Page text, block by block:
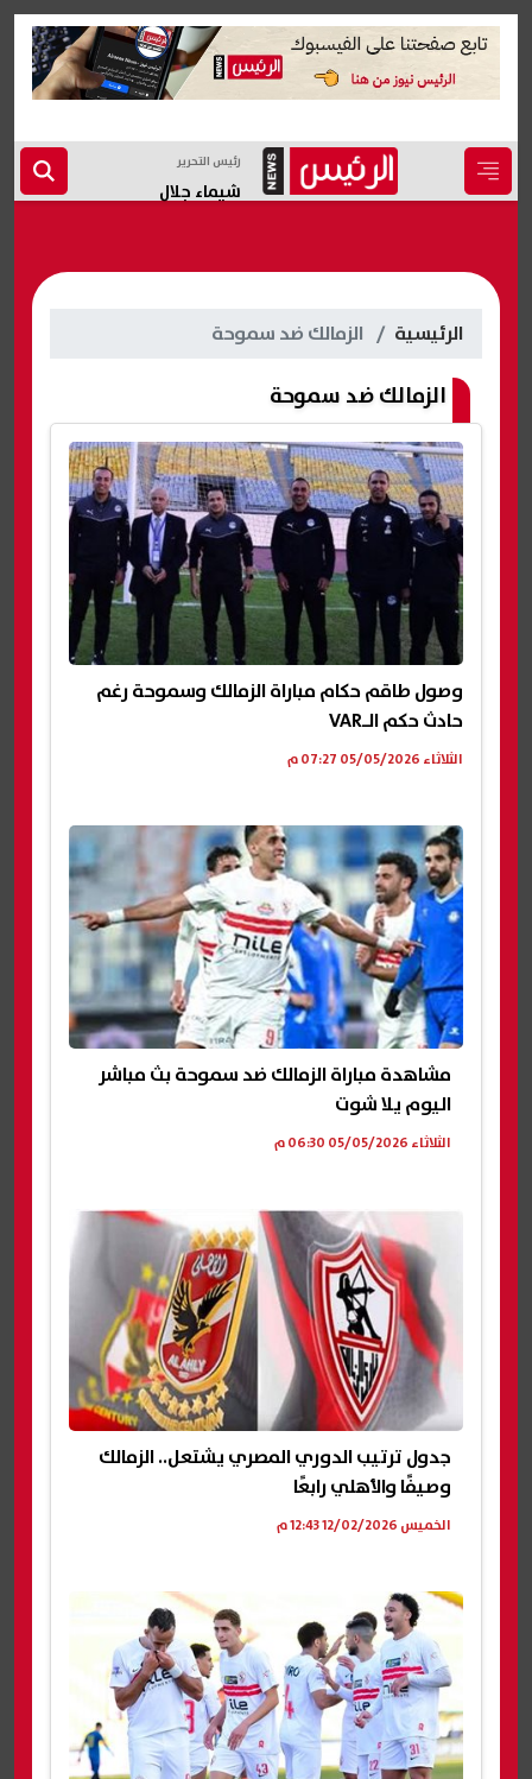
رئيس التحرير
شيماء جلال
الرئيسية الزمالك ضد سموحة
الزمالك ضد سموحة
وصول طاقم حكام مباراة الزمالك وسموحة رغم
حادث حكم الـVAR
الثلاثاء 05/05/2026 07:27 م
مشاهدة مباراة الزمالك ضد سموحة بث مباشر
اليوم يلا شوت
الثلاثاء 05/05/2026 06:30 م
جدول ترتيب الدوري المصري يشتعل.. الزمالك
وصيفًا والأهلي رابعًا
الخميس 12/02/2026 12:43 م